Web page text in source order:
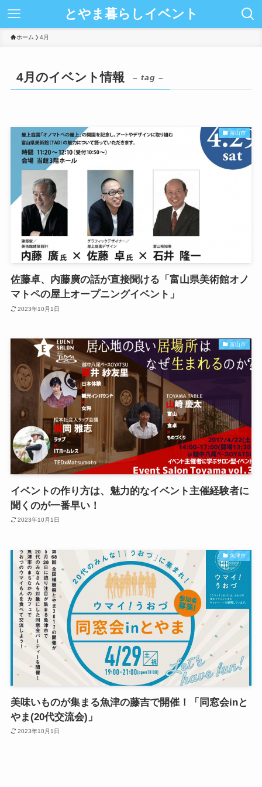
とやま暮らしイベント
ホーム 4月
4月のイベント情報 – tag –
富山市
佐藤卓、内藤廣の話が直接聞ける「富山県美術館オノ
マトペの屋上オープニングイベント」
2023年10月1日
富山市
イベントの作り方は、魅力的なイベント主催経験者に
聞くのが一番早い！
2023年10月1日
魚津市
美味いものが集まる魚津の藤吉で開催！「同窓会inと
やま(20代交流会)」
2023年10月1日